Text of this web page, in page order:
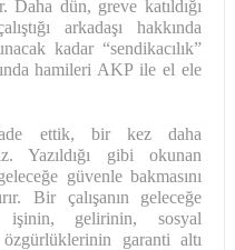
Daha dün, greve katıldığı
arkadaşı hakkında
kadar “sendikacılık”
hamileri AKP ile el ele
ettik, bir kez daha
Yazıldığı gibi okunan
güvenle bakmasını
Bir çalışanın geleceğe
işinin, gelirinin, sosyal
garanti altı